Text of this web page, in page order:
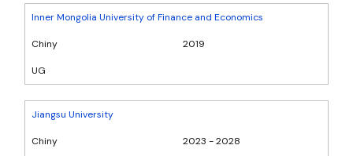
Inner Mongolia University of Finance and Economics
Chiny 2019
UG
Jiangsu University
Chiny 2023 - 2028